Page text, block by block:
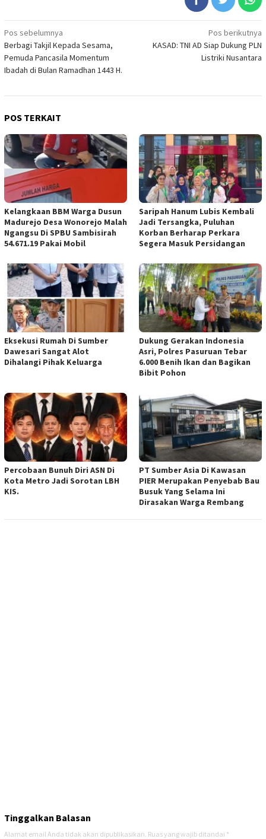
Navigasi
pos
Pos sebelumnya
Berbagi Takjil Kepada Sesama,
Pemuda Pancasila Momentum
Ibadah di Bulan Ramadhan 1443 H.
Pos berikutnya
KASAD: TNI AD Siap Dukung PLN
Listriki Nusantara
POS TERKAIT
Kelangkaan BBM Warga Dusun
Madurejo Desa Wonorejo Malah
Ngangsu Di SPBU Sambisirah
54.671.19 Pakai Mobil
Saripah Hanum Lubis Kembali
Jadi Tersangka, Puluhan
Korban Berharap Perkara
Segera Masuk Persidangan
Eksekusi Rumah Di Sumber
Dawesari Sangat Alot
Dihalangi Pihak Keluarga
Dukung Gerakan Indonesia
Asri, Polres Pasuruan Tebar
6.000 Benih Ikan dan Bagikan
Bibit Pohon
Percobaan Bunuh Diri ASN Di
Kota Metro Jadi Sorotan LBH
KIS.
PT Sumber Asia Di Kawasan
PIER Merupakan Penyebab Bau
Busuk Yang Selama Ini
Dirasakan Warga Rembang
Tinggalkan Balasan
Alamat email Anda tidak akan dipublikasikan. Ruas yang wajib ditandai *